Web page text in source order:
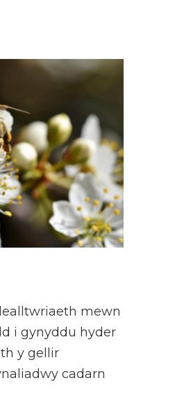
mewn
i gynyddu hyder
y gellir
cadarn